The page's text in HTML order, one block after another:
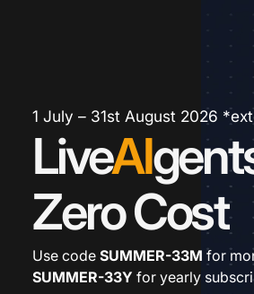
1 July – 31st August 2026
LiveAI
Zero Cost
Use code SUMMER-33M for
SUMMER-33Y for yearly